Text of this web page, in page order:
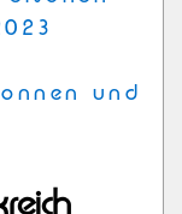
und